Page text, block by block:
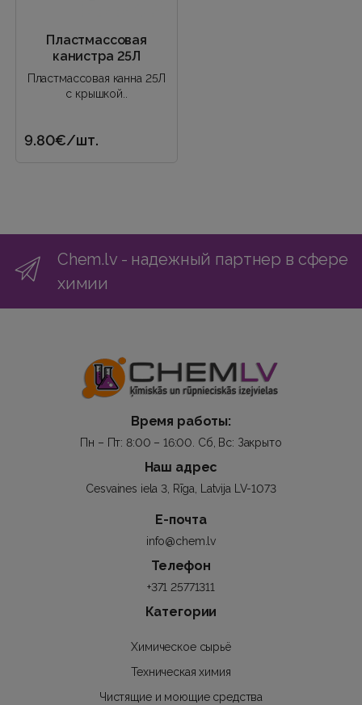
Пластмассовая
канистра 25Л
Пластмассовая канна 25Л
с крышкой..
9.80€/шт.
Chem.lv - надежный партнер в сфере
химии
Время работы:
Пн – Пт: 8:00 – 16:00. Сб, Вс: Закрыто
Наш адрес
Cesvaines iela 3, Rīga, Latvija LV-1073
Е-почта
info@chem.lv
Телефон
+371 25771311
Категории
Химическое сырьё
Техническая химия
Чистящие и моющие средства